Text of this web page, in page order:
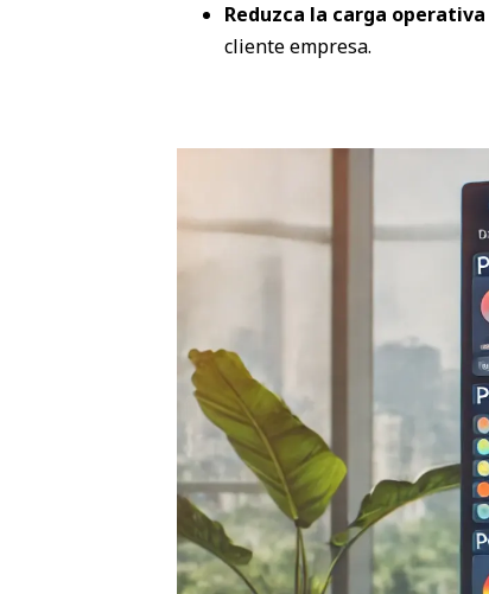
Reduzca la carga operativa
cliente empresa.